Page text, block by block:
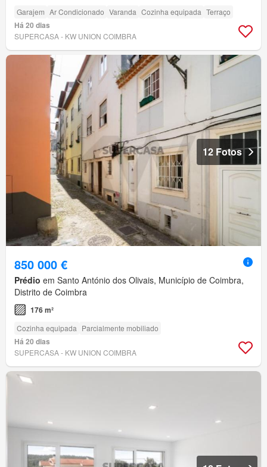
Garajem Ar Condicionado Varanda Cozinha equipada Terraço
Há 20 dias
SUPERCASA - KW UNION COIMBRA
12 Fotos
850 000 €
Prédio em Santo António dos Olivais, Município de Coimbra,
Distrito de Coimbra
176 m²
Cozinha equipada Parcialmente mobiliado
Há 20 dias
SUPERCASA - KW UNION COIMBRA